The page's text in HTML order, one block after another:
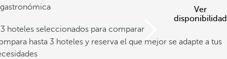
gastronómica
Ver
disponibilidad
hoteles seleccionados para comparar
hasta 3 hoteles y reserva el que mejor se adapte a tus